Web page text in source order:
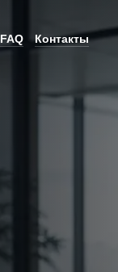
FAQ Контакты